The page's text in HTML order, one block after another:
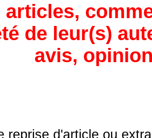
articles,
de leur(s)
avis,
reprise d'article ou